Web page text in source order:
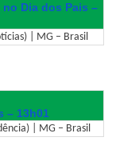
Dia dos Pais –
| MG – Brasil
– 13h01
| MG – Brasil